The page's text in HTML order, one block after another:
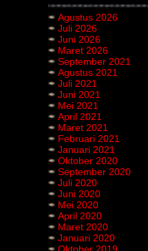
Agustus 2026
Juli 2026
Juni 2026
Maret 2026
September 2021
Agustus 2021
Juli 2021
Juni 2021
Mei 2021
April 2021
Maret 2021
Februari 2021
Januari 2021
Oktober 2020
September 2020
Juli 2020
Juni 2020
Mei 2020
April 2020
Maret 2020
Januari 2020